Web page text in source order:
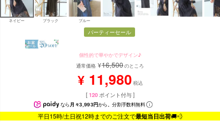
ネイビー ブラック ブルー
パーティーセール
個性的で華やかでデザイン♪
通常価格 ¥16,500のところ
¥ 11,980 税込
[ 120 ポイント付与 ]
なら 月々3,993円から。分割手数料無料
平日15時/土日祝12時までのご注文で最短当日出荷🚚💨